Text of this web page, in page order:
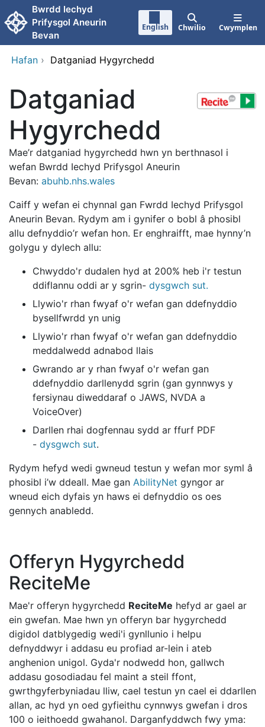
Neidio i'r prif gynnwy
Bwrdd Iechyd
Prifysgol Aneurin
Bevan
English Chwilio Cwymplen
Hafan › Datganiad Hygyrchedd
Datganiad
Hygyrchedd
Mae’r datganiad hygyrchedd hwn yn berthnasol i
wefan Bwrdd Iechyd Prifysgol Aneurin
Bevan: abuhb.nhs.wales
Caiff y wefan ei chynnal gan Fwrdd Iechyd Prifysgol
Aneurin Bevan. Rydym am i gynifer o bobl â phosibl
allu defnyddio’r wefan hon. Er enghraifft, mae hynny’n
golygu y dylech allu:
Chwyddo'r dudalen hyd at 200% heb i'r testun
ddiflannu oddi ar y sgrin- dysgwch sut.
Llywio'r rhan fwyaf o'r wefan gan ddefnyddio
bysellfwrdd yn unig
Llywio'r rhan fwyaf o'r wefan gan ddefnyddio
meddalwedd adnabod llais
Gwrando ar y rhan fwyaf o'r wefan gan
ddefnyddio darllenydd sgrin (gan gynnwys y
fersiynau diweddaraf o JAWS, NVDA a
VoiceOver)
Darllen rhai dogfennau sydd ar ffurf PDF
- dysgwch sut.
Rydym hefyd wedi gwneud testun y wefan mor syml â
phosibl i’w ddeall. Mae gan AbilityNet gyngor ar
wneud eich dyfais yn haws ei defnyddio os oes
gennych anabledd.
Offeryn Hygyrchedd
ReciteMe
Mae'r offeryn hygyrchedd ReciteMe hefyd ar gael ar
ein gwefan. Mae hwn yn offeryn bar hygyrchedd
digidol datblygedig wedi'i gynllunio i helpu
defnyddwyr i addasu eu profiad ar-lein i ateb
anghenion unigol. Gyda'r nodwedd hon, gallwch
addasu gosodiadau fel maint a steil ffont,
gwrthgyferbyniadau lliw, cael testun yn cael ei ddarllen
allan, ac hyd yn oed gyfieithu cynnwys gwefan i dros
100 o ieithoedd gwahanol. Darganfyddwch fwy yma: